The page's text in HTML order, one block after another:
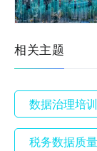
相关主题
数据治理培
税务数据质